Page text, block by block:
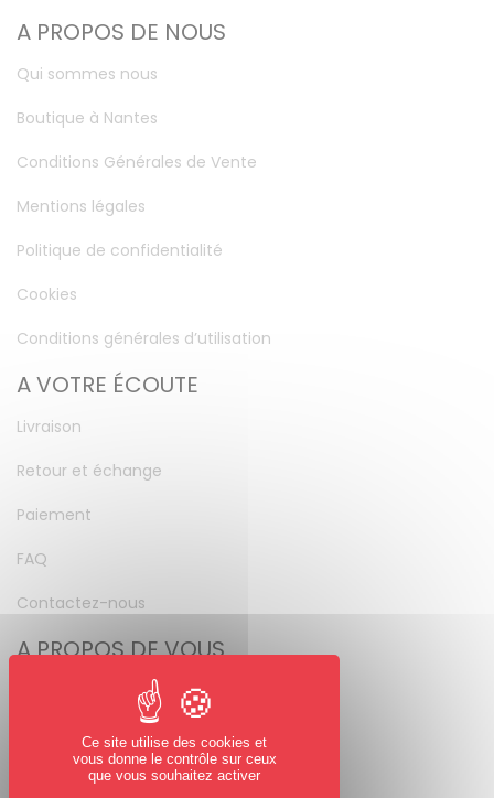
A PROPOS DE NOUS
Qui sommes nous
Boutique à Nantes
Conditions Générales de Vente
Mentions légales
Politique de confidentialité
Cookies
Conditions générales d’utilisation
A VOTRE ÉCOUTE
Livraison
Retour et échange
Paiement
FAQ
Contactez-nous
A PROPOS DE VOUS
Mot de passe perdu
NOUS SUIVRE
Ce site utilise des cookies et
vous donne le contrôle sur ceux
que vous souhaitez activer